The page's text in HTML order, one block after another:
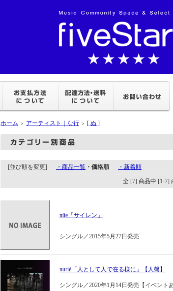
ホーム ＞ アーティスト｜な行 ＞ [ ぬ ]
[並び順を変更] ・商品一覧 ・価格順 ・新着順
全 [7] 商品中 [1-7]
nüe「サイレン」
シングル／2015年5月27日発売
nurié「人として人で在る様に」【人盤】
シングル／2020年1月14日発売【イベントあ